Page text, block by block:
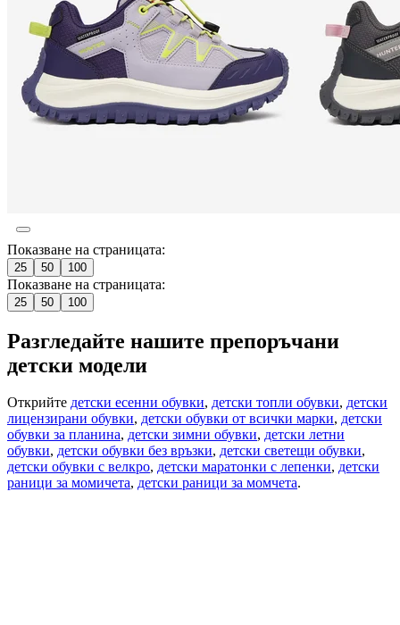
Показване на страницата:
25 50 100
Показване на страницата:
25 50 100
Разгледайте нашите препоръчани
детски модели
Открийте детски есенни обувки, детски топли обувки, детски
лицензирани обувки, детски обувки от всички марки, детски
обувки за планина, детски зимни обувки, детски летни
обувки, детски обувки без връзки, детски светещи обувки,
детски обувки с велкро, детски маратонки с лепенки, детски
раници за момичета, детски раници за момчета.